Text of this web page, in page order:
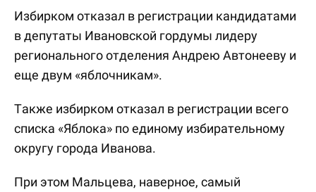
Избирком отказал в регистрации кандидатами
в депутаты Ивановской гордумы лидеру
регионального отделения Андрею Автонееву и
еще двум «яблочникам».
Также избирком отказал в регистрации всего
списка «Яблока» по единому избирательному
округу города Иванова.
При этом Мальцева, наверное, самый